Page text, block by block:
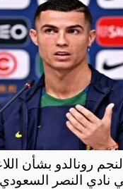
رونالدو بشأن
نادي النصر